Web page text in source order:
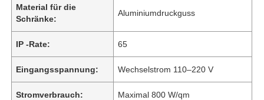
Material für die
Schränke:
Aluminiumdruckguss
IP -Rate: 65
Eingangsspannung: Wechselstrom 110–220 V
Stromverbrauch: Maximal 800 W/qm